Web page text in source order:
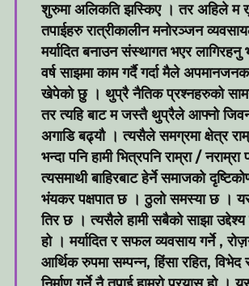
शुरुमा अलिकति झस्किए । तर अहिले म
तपाईहरु रात्रीकालीन मनोरञ्जन
मर्यादित बनाउन संस्थागत भएर
वर्ष साझमा काम गर्दै गर्दा मैले
खेपेको छु । थुप्रै नैतिक प्रश्नहरुको
तर त्यहि बाट म जस्तै थुप्रैले आफ्नो
अगाडि बढ्यौ । त्यसैले समग्रमा क्षेत्र
भन्दा पनि हामी भित्रपनि राम्रा /
त्यसमाथी बाहिरबाट हेर्ने समाजको
भंयकर पक्षपात छ । ठुलो समस्या छ ।
तिर छ । त्यसैले हामी सबैको साझा
हो । मर्यादित र सफल व्यवसाय गर्ने ,
आर्थिक रुपमा सम्पन्न, हिंसा रहित, विभेद